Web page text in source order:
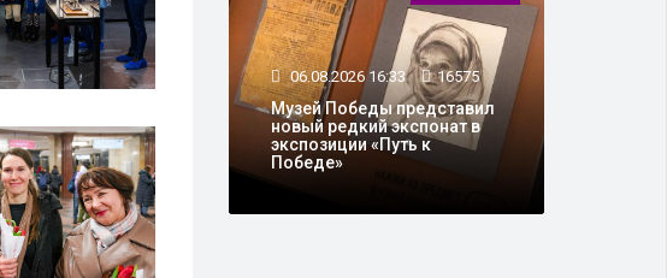
06.08.2026 16:33 16575
Музей Победы представил
новый редкий экспонат в
экспозиции «Путь к
Победе»